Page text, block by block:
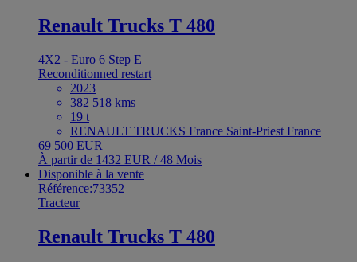
Renault Trucks T 480
4X2 - Euro 6 Step E
Reconditionned restart
2023
382 518 kms
19 t
RENAULT TRUCKS France Saint-Priest France
69 500 EUR
À partir de 1432 EUR / 48 Mois
Disponible à la vente
Référence:73352
Tracteur
Renault Trucks T 480